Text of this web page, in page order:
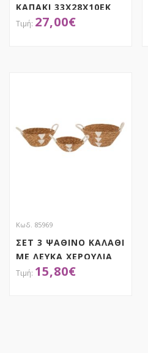
ΚΑΠΑΚΙ 33Χ28Χ10ΕΚ
27,00€
Κωδ. 85969
ΣΕΤ 3 ΨΑΘΙΝΟ ΚΑΛΑΘΙ
ΜΕ ΛΕΥΚΑ ΧΕΡΟΥΛΙΑ
ΚΑΙ ΣΧΕΔΙΑ 30Χ15
15,80€